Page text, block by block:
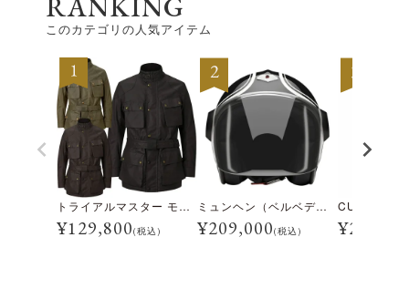
このカテゴリの人気アイテム
トライアルマスター モーターサイクル ジャケット
¥129,800(税込)
ミュンヘン（ベルベデーレ）
¥209,000(税込) ¥28,600